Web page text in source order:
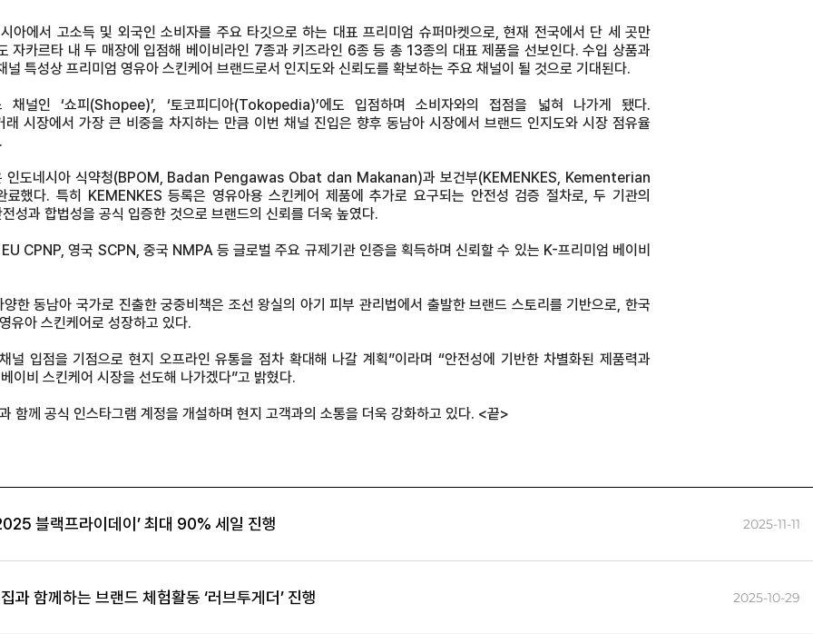
아에서 고소득 및 외국인 소비자를 주요 타깃으로 하는 대표 프리미엄 슈퍼마켓으로, 현재 전국에서 단 세 곳만
자카르타 내 두 매장에 입점해 베이비라인 7종과 키즈라인 6종 등 총 13종의 대표 제품을 선보인다. 수입 상품과
널 특성상 프리미엄 영유아 스킨케어 브랜드로서 인지도와 신뢰도를 확보하는 주요 채널이 될 것으로 기대된다.
널인 ‘쇼피(Shopee)’, ‘토코피디아(Tokopedia)’에도 입점하며 소비자와의 접점을 넓혀 나가게 됐다.
래 시장에서 가장 큰 비중을 차지하는 만큼 이번 채널 진입은 향후 동남아 시장에서 브랜드 인지도와 시장 점유율
인도네시아 식약청(BPOM, Badan Pengawas Obat dan Makanan)과 보건부(KEMENKES, Kementerian
했다. 특히 KEMENKES 등록은 영유아용 스킨케어 제품에 추가로 요구되는 안전성 검증 절차로, 두 기관의
성과 합법성을 공식 입증한 것으로 브랜드의 신뢰를 더욱 높였다.
CPNP, 영국 SCPN, 중국 NMPA 등 글로벌 주요 규제기관 인증을 획득하며 신뢰할 수 있는 K-프리미엄 베이비
양한 동남아 국가로 진출한 궁중비책은 조선 왕실의 아기 피부 관리법에서 출발한 브랜드 스토리를 기반으로, 한국
유아 스킨케어로 성장하고 있다.
널 입점을 기점으로 현지 오프라인 유통을 점차 확대해 나갈 계획”이라며 “안전성에 기반한 차별화된 제품력과
이비 스킨케어 시장을 선도해 나가겠다”고 밝혔다.
함께 공식 인스타그램 계정을 개설하며 현지 고객과의 소통을 더욱 강화하고 있다. <끝>
블랙프라이데이’ 최대 90% 세일 진행 2025-11-11
과 함께하는 브랜드 체험활동 ‘러브투게더’ 진행 2025-10-29